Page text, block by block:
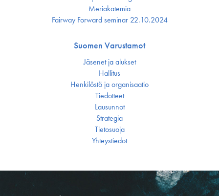
Meriakatemia
Fairway Forward seminar 22.10.2024
Suomen Varustamot
Jäsenet ja alukset
Hallitus
Henkilöstö ja organisaatio
Tiedotteet
Lausunnot
Strategia
Tietosuoja
Yhteystiedot